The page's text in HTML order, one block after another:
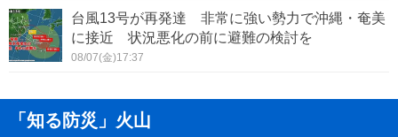
台風13号が再発達 非常に強い勢力で沖縄・奄美
に接近 状況悪化の前に避難の検討を
08/07(金)17:37
「知る防災」火山